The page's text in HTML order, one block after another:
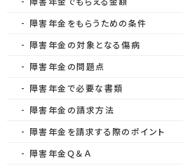
障害年金をもらうための条件
障害年金の対象となる傷病
障害年金の問題点
障害年金で必要な書類
障害年金の請求方法
障害年金を請求する際のポイント
障害年金Ｑ＆Ａ